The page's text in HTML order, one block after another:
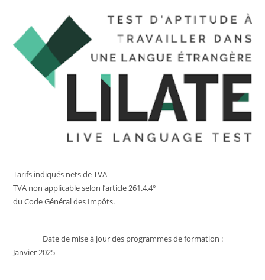
Tarifs indiqués nets de TVA
TVA non applicable selon l’article 261.4.4°
du Code Général des Impôts.
Date de mise à jour des programmes de formation :
Janvier 2025